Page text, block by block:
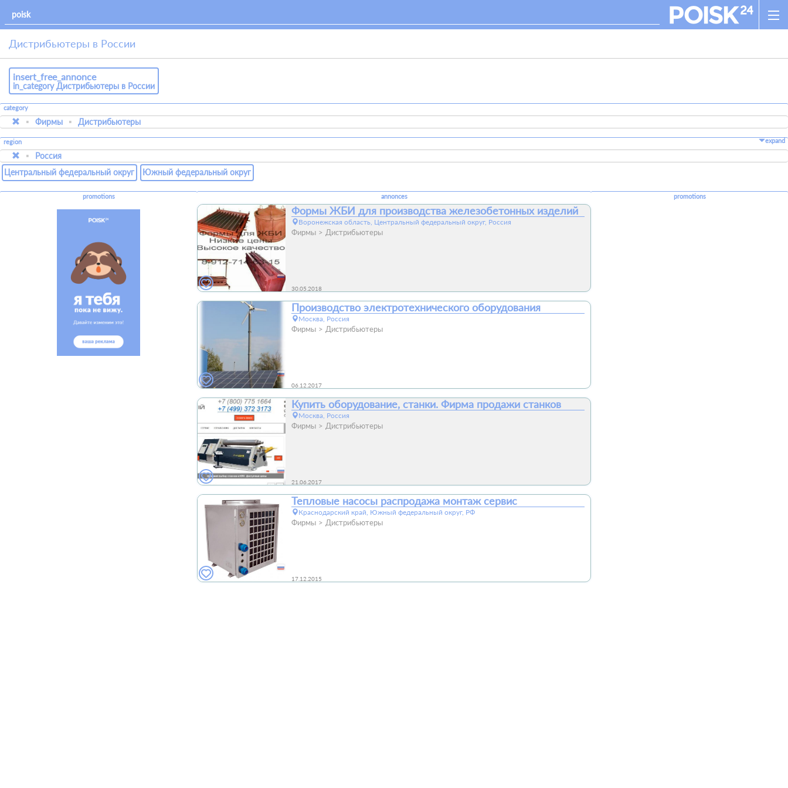
Дистрибьютеры в России
insert_free_annonce
in_category Дистрибьютеры в России
category
Фирмы Дистрибьютеры
region expand
Россия
Центральный федеральный округ
Южный федеральный округ
promotions promotions
annonces
Формы ЖБИ для производства железобетонных изделий
Воронежская область, Центральный федеральный округ, Россия
Фирмы Дистрибьютеры
30.05.2018
Производство электротехнического оборудования
Москва, Россия
Фирмы Дистрибьютеры
06.12.2017
Купить оборудование, станки. Фирма продажи станков
Москва, Россия
Фирмы Дистрибьютеры
21.06.2017
Тепловые насосы распродажа монтаж сервис
Краснодарский край, Южный федеральный округ, РФ
Фирмы Дистрибьютеры
17.12.2015